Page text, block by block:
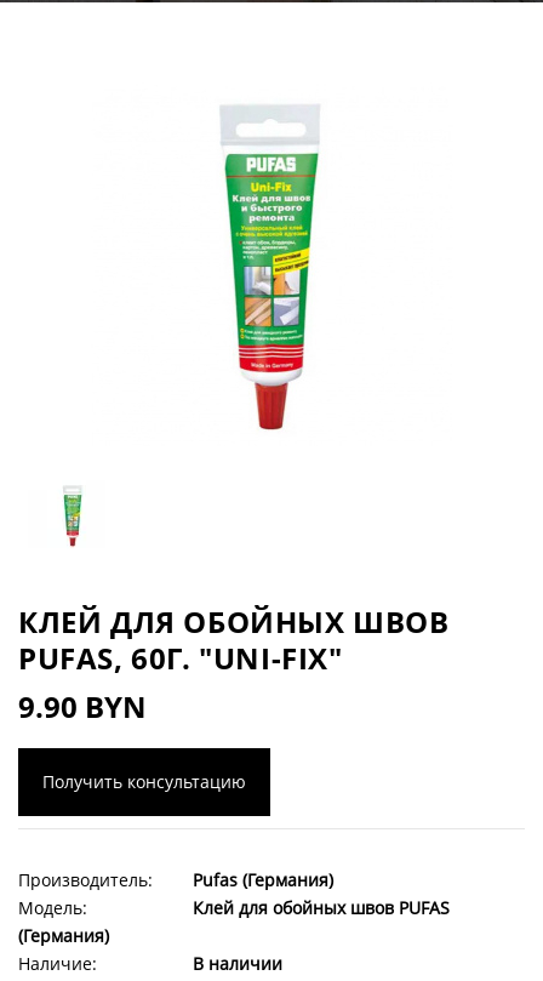
КЛЕЙ ДЛЯ ОБОЙНЫХ ШВОВ
PUFAS, 60Г. "UNI-FIX"
9.90 BYN
Получить консультацию
Производитель:
Pufas (Германия)
Модель:
Клей для обойных швов PUFAS
(Германия)
Наличие:
В наличии